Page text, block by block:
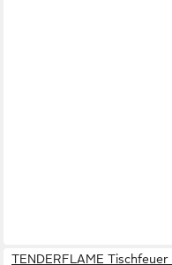
TENDERFLAME